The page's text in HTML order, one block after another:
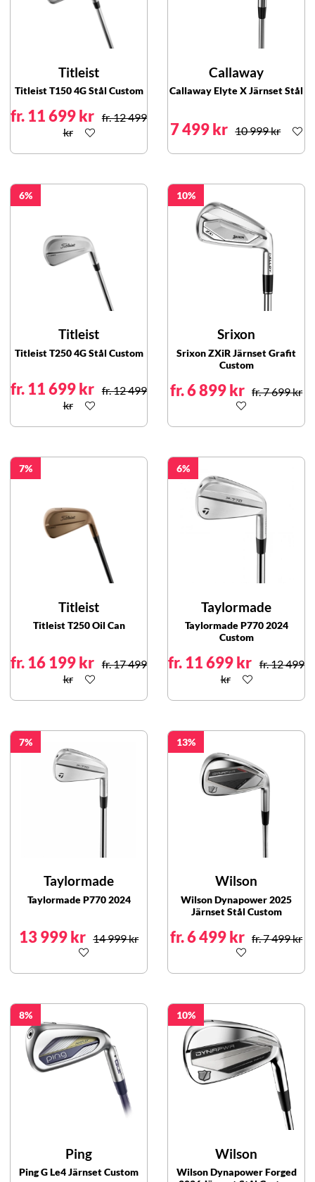
Titleist
Titleist T150 4G Stål Custom
fr. 11 699 kr fr. 12 499
kr
Callaway
Callaway Elyte X Järnset Stål
7 499 kr 10 999 kr
6
Titleist
Titleist T250 4G Stål Custom
fr. 11 699 kr fr. 12 499
kr
10
Srixon
Srixon ZXiR Järnset Grafit
Custom
fr. 6 899 kr fr. 7 699 kr
7
Titleist
Titleist T250 Oil Can
fr. 16 199 kr fr. 17 499
kr
6
Taylormade
Taylormade P770 2024
Custom
fr. 11 699 kr fr. 12 499
kr
7
Taylormade
Taylormade P770 2024
13 999 kr 14 999 kr
13
Wilson
Wilson Dynapower 2025
Järnset Stål Custom
fr. 6 499 kr fr. 7 499 kr
8
Ping
Ping G Le4 Järnset Custom
10
Wilson
Wilson Dynapower Forged